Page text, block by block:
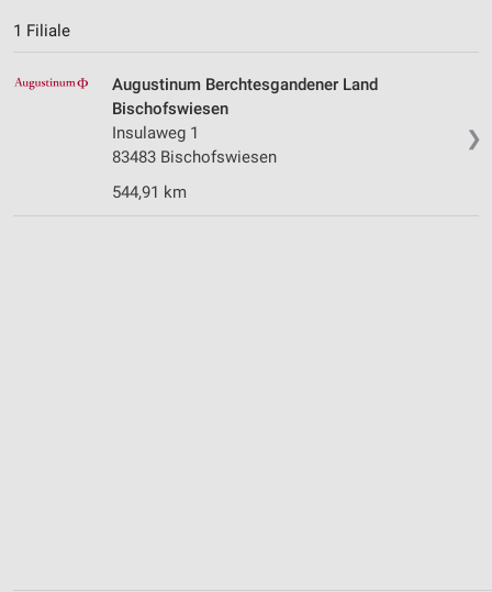
1 Filiale
❯
Augustinum Berchtesgandener Land
Bischofswiesen
Insulaweg 1
83483 Bischofswiesen
544,91 km